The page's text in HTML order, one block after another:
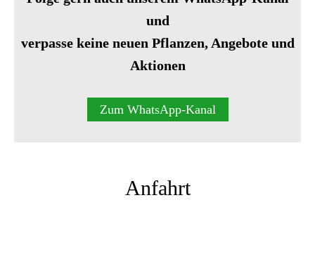
und
verpasse keine neuen Pflanzen, Angebote und
Aktionen
Zum WhatsApp-Kanal
Anfahrt